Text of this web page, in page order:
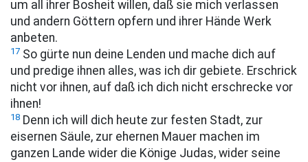
um all ihrer Bosheit willen, daß sie mich verlassen
und andern Göttern opfern und ihrer Hände Werk
anbeten.
17 So gürte nun deine Lenden und mache dich auf
und predige ihnen alles, was ich dir gebiete. Erschrick
nicht vor ihnen, auf daß ich dich nicht erschrecke vor
ihnen!
18 Denn ich will dich heute zur festen Stadt, zur
eisernen Säule, zur ehernen Mauer machen im
ganzen Lande wider die Könige Judas, wider seine